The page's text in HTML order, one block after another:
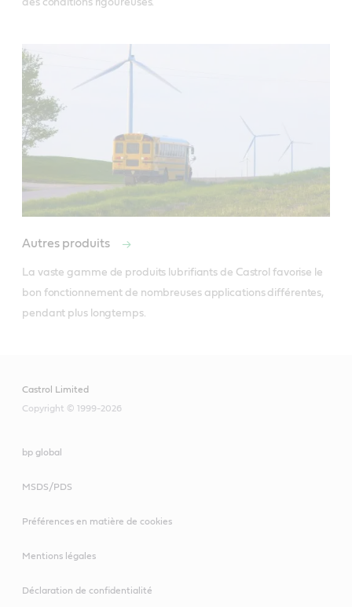
des conditions rigoureuses.
Autres produits
La vaste gamme de produits lubrifiants de Castrol favorise le
bon fonctionnement de nombreuses applications différentes,
pendant plus longtemps.
Castrol Limited
Copyright © 1999-2026
bp global
MSDS/PDS
Préférences en matière de cookies
Mentions légales
Déclaration de confidentialité